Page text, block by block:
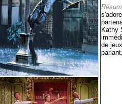
Kathy
de